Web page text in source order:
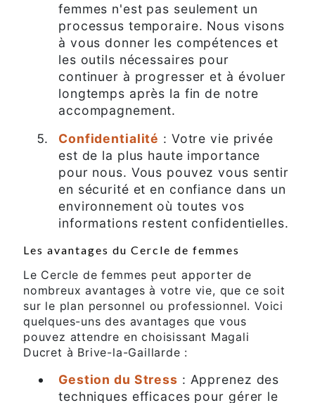
femmes n'est pas seulement un
processus temporaire. Nous visons
à vous donner les compétences et
les outils nécessaires pour
continuer à progresser et à évoluer
longtemps après la fin de notre
accompagnement.
Confidentialité : Votre vie privée
est de la plus haute importance
pour nous. Vous pouvez vous sentir
en sécurité et en confiance dans un
environnement où toutes vos
informations restent confidentielles.
Les avantages du Cercle de femmes
Le Cercle de femmes peut apporter de
nombreux avantages à votre vie, que ce soit
sur le plan personnel ou professionnel. Voici
quelques-uns des avantages que vous
pouvez attendre en choisissant Magali
Ducret à Brive-la-Gaillarde :
Gestion du Stress : Apprenez des
techniques efficaces pour gérer le